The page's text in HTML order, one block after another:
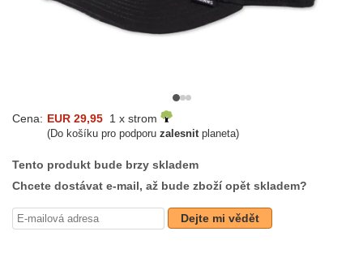
Cena: EUR 29,95 1 x strom
(Do košíku pro podporu zalesnitplaneta)
Tento produkt bude brzy skladem
Chcete dostávat e-mail, až bude zboží opět skladem?
Dejte mi vědět